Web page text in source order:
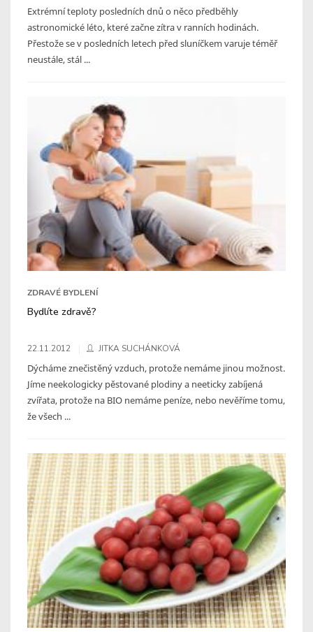
Extrémní teploty posledních dnů o něco předběhly
astronomické léto, které začne zítra v ranních hodinách.
Přestože se v posledních letech před sluníčkem varuje téměř
neustále, stál ...
ZDRAVÉ BYDLENÍ
Bydlíte zdravě?
22.11.2012 JITKA SUCHÁNKOVÁ
Dýcháme znečistěný vzduch, protože nemáme jinou možnost.
Jíme neekologicky pěstované plodiny a neeticky zabíjená
zvířata, protože na BIO nemáme peníze, nebo nevěříme tomu,
že všech ...